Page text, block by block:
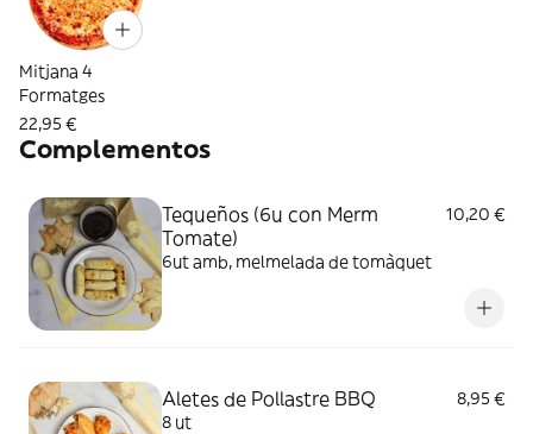
Mitjana 4
Formatges
22,95 €
Complementos
Tequeños (6u con Merm
Tomate)
10,20 €
6ut amb, melmelada de tomàquet
Aletes de Pollastre BBQ
8,95 €
8 ut